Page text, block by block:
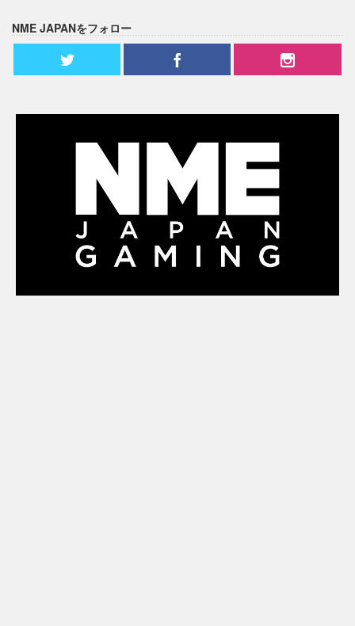
NME JAPANをフォロー